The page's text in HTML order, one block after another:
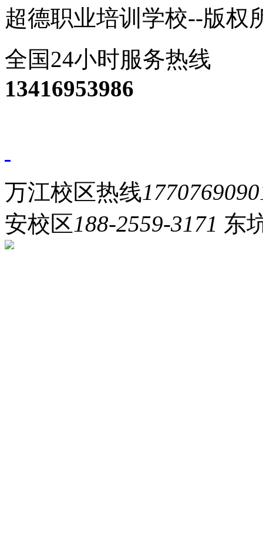
超德职业培训学校--版权
全国24小时服务热线
13416953986
万江校区热线
安校区188-2559-3171 东